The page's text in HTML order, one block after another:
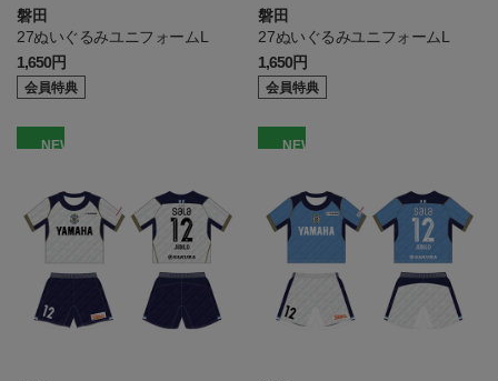
磐田
27ぬいぐるみユニフォームL
1,650円
会員特典
磐田
27ぬいぐるみユニフォームL
1,650円
会員特典
NEW NEW